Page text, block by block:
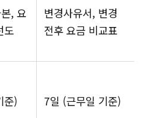
, 요
도
변경사유서, 변경
전후 요금 비교표
준) 7일 (근무일 기준)